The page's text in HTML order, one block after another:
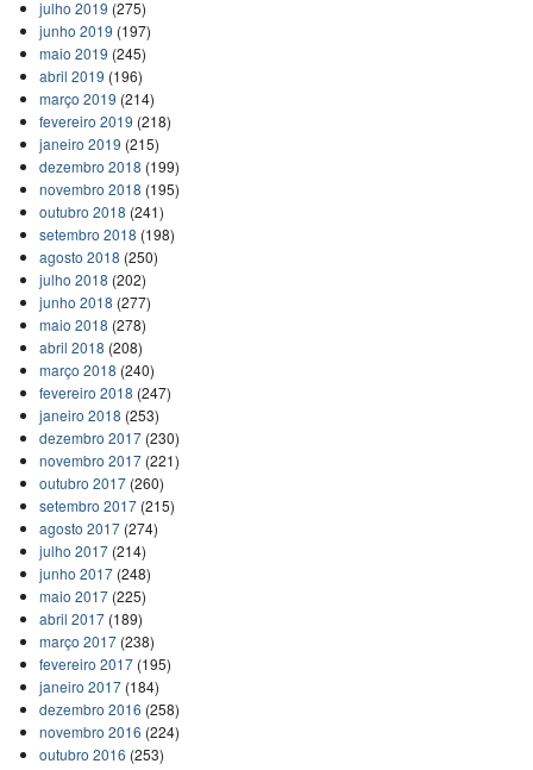
julho 2019 (275)
junho 2019 (197)
maio 2019 (245)
abril 2019 (196)
março 2019 (214)
fevereiro 2019 (218)
janeiro 2019 (215)
dezembro 2018 (199)
novembro 2018 (195)
outubro 2018 (241)
setembro 2018 (198)
agosto 2018 (250)
julho 2018 (202)
junho 2018 (277)
maio 2018 (278)
abril 2018 (208)
março 2018 (240)
fevereiro 2018 (247)
janeiro 2018 (253)
dezembro 2017(230)
novembro 2017(221)
outubro 2017(260)
setembro 2017(215)
agosto 2017(274)
julho 2017(214)
junho 2017(248)
maio 2017(225)
abril 2017(189)
março 2017(238)
fevereiro 2017(195)
janeiro 2017(184)
dezembro 2016 (258)
novembro 2016 (224)
outubro 2016 (253)